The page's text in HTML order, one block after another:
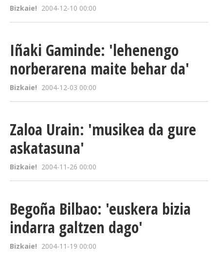
Bizkaie! 2004-12-10 00:00
Iñaki Gaminde: 'lehenengo
norberarena maite behar da'
Bizkaie! 2004-12-03 00:00
Zaloa Urain: 'musikea da gure
askatasuna'
Bizkaie! 2004-11-26 00:00
Begoña Bilbao: 'euskera bizia
indarra galtzen dago'
Bizkaie! 2004-11-19 00:00